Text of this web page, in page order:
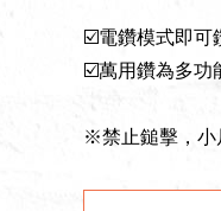
☑️電鑽模式即可
☑️萬用鑽為多功
※禁止鎚擊，小